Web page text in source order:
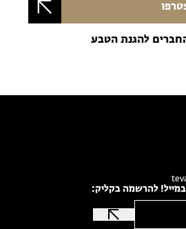
להגנת הטבע
להרשמה בקליק: